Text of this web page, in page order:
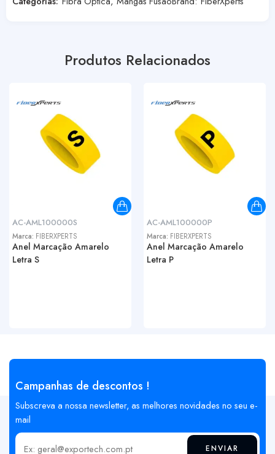
Produtos Relacionados
AC-AML100000S
Marca: FIBERXPERTS
Anel Marcação Amarelo
Letra S
AC-AML100000P
Marca: FIBERXPERTS
Anel Marcação Amarelo
Letra P
Campanhas de descontos !
Subscreva a nossa newsletter, as melhores novidades no seu e-
mail
ENVIAR